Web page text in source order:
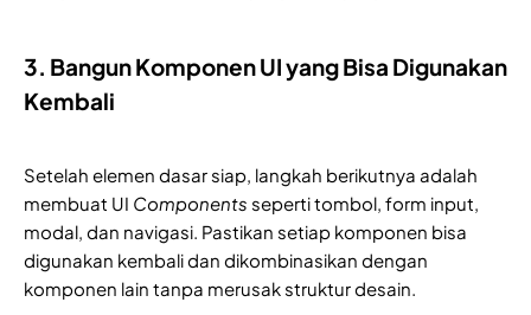
3. Bangun Komponen UI yang Bisa Digunakan
Kembali
Setelah elemen dasar siap, langkah berikutnya adalah
membuat UI Components seperti tombol, form input,
modal, dan navigasi. Pastikan setiap komponen bisa
digunakan kembali dan dikombinasikan dengan
komponen lain tanpa merusak struktur desain.